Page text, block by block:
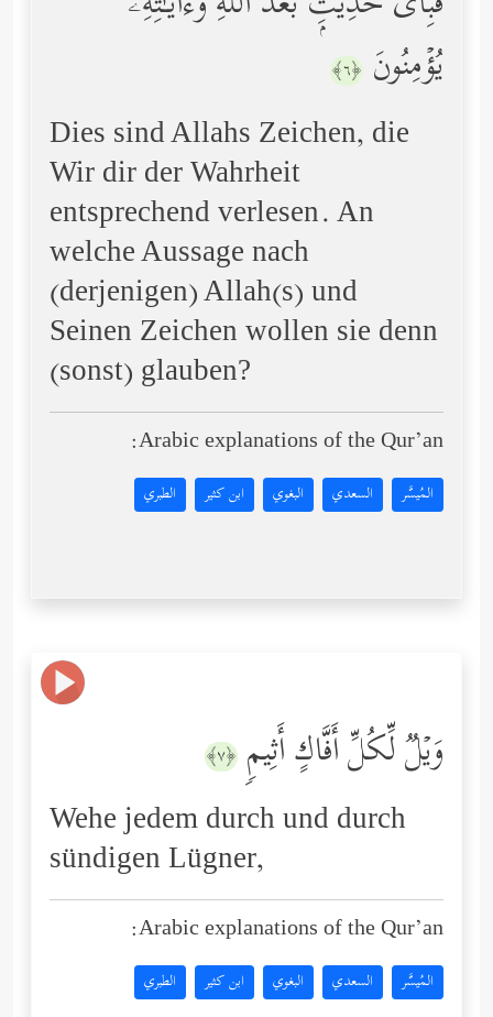
یُؤۡمِنُونَ ﴿٦﴾
Dies sind Allahs Zeichen, die
Wir dir der Wahrheit
entsprechend verlesen. An
welche Aussage nach
(derjenigen) Allah(s) und
Seinen Zeichen wollen sie denn
(sonst) glauben?
Arabic explanations of the Qur’an:
المُيسَّر السعدي البغوي ابن كثير الطبري
وَیۡلࣱ لِّكُلِّ أَفَّاكٍ أَثِیمࣲ ﴿٧﴾
Wehe jedem durch und durch
sündigen Lügner,
Arabic explanations of the Qur’an:
المُيسَّر السعدي البغوي ابن كثير الطبري